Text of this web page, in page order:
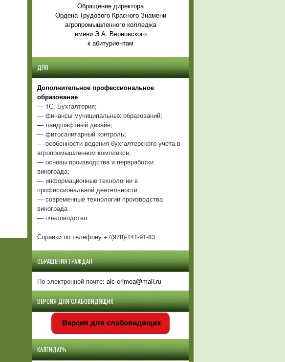
Обращение директора
Ордена Трудового Красного Знамени
агропромышленного колледжа
имени Э.А. Верновского
к абитуриентам
ДПО
Дополнительное профессиональное
образование
— 1С: Бухгалтерия;
— финансы муниципальных образований;
— ландшафтный дизайн;
— фитосанитарный контроль;
— особенности ведения бухгалтерского учета в
агропромышленном комплексе;
— основы производства и переработки
винограда;
— информационные технологии в
профессиональной деятельности
— современные технологии производства
винограда
— пчеловодство
Справки по телефону +7(978)-141-91-83
ОБРАЩЕНИЯ ГРАЖДАН
По электронной почте: aic-crimea@mail.ru
ВЕРСИЯ ДЛЯ СЛАБОВИДЯЩИХ
Версия для слабовидящих
КАЛЕНДАРЬ